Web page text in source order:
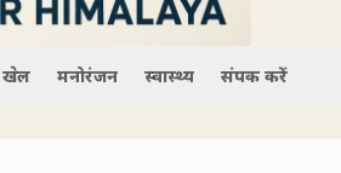
खेल मनोरंजन स्वास्थ्य संपर्क करें